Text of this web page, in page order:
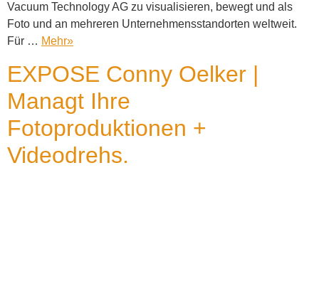
Vacuum Technology AG zu visualisieren, bewegt und als
Foto und an mehreren Unternehmensstandorten weltweit.
Für … Mehr»
EXPOSE Conny Oelker |
Managt Ihre
Fotoproduktionen +
Videodrehs.